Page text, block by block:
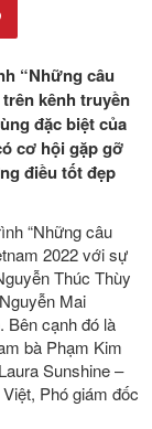
“Những câu
kênh truyền
đặc biệt của
cơ hội gặp gỡ
điều tốt đẹp
“Những câu
2022 với sự
Thúc Thùy
Mai
Bên cạnh đó là
bà Phạm Kim
Sunshine –
Phó giám đốc